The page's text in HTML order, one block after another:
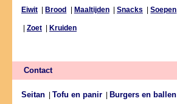
Eiwit Brood Maaltijden|Snacks |Soepen
Zoet Kruiden
Contact
Seitan Tofu en panir Burgers en ballen